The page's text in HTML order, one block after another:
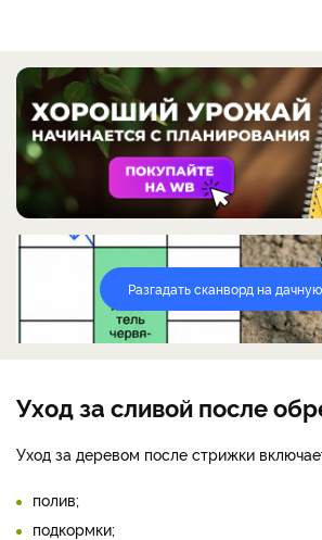
Разгадать сканворд на
Уход за сливой после
Уход за деревом после стрижки
полив;
подкормки;